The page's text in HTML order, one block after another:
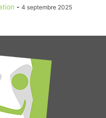
- 4 septembre 2025